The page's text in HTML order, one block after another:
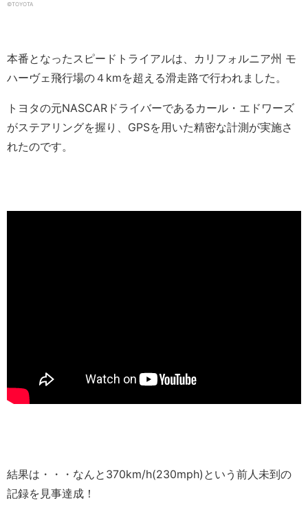
©TOYOTA
本番となったスピードトライアルは、カリフォルニア州 モ
ハーヴェ飛行場の４kmを超える滑走路で行われました。
トヨタの元NASCARドライバーであるカール・エドワーズ
がステアリングを握り、GPSを用いた精密な計測が実施さ
れたのです。
結果は・・・なんと370km/h(230mph)という前人未到の
記録を見事達成！